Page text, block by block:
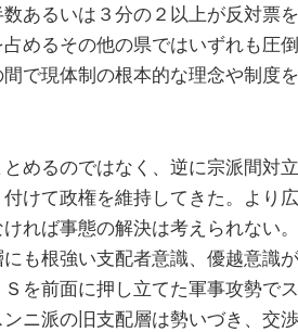
あるいは３分の２以上が反対票
めるその他の県ではいずれも圧
で現体制の根本的な理念や制度
めるのではなく、逆に宗派間対
けて政権を維持してきた。より
れば事態の解決は考えられない
も根強い支配者意識、優越意識
を前面に押し立てた軍事攻勢で
ニ派の旧支配層は勢いづき、交